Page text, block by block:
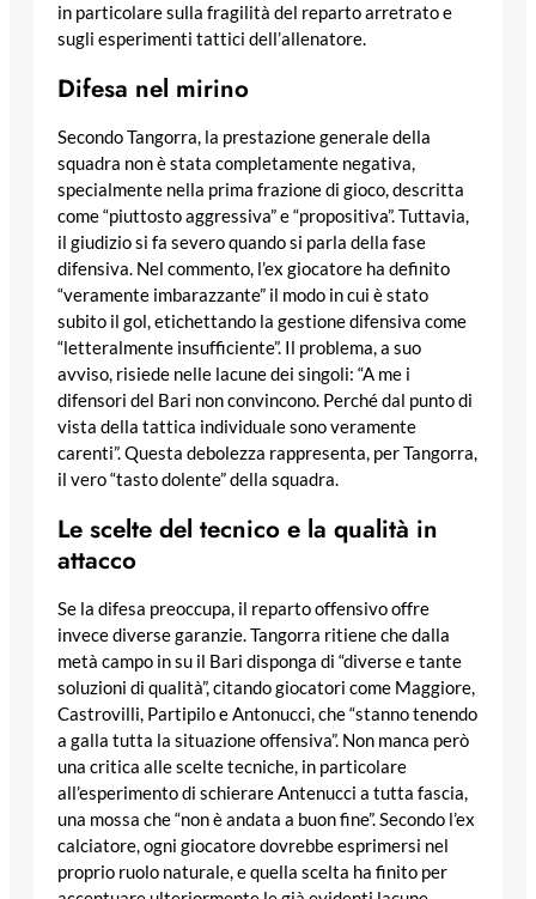
in particolare sulla fragilità del reparto arretrato e
sugli esperimenti tattici dell’allenatore.
Difesa nel mirino
Secondo Tangorra, la prestazione generale della
squadra non è stata completamente negativa,
specialmente nella prima frazione di gioco, descritta
come “piuttosto aggressiva” e “propositiva”. Tuttavia,
il giudizio si fa severo quando si parla della fase
difensiva. Nel commento, l’ex giocatore ha definito
“veramente imbarazzante” il modo in cui è stato
subito il gol, etichettando la gestione difensiva come
“letteralmente insufficiente”. Il problema, a suo
avviso, risiede nelle lacune dei singoli: “A me i
difensori del Bari non convincono. Perché dal punto di
vista della tattica individuale sono veramente
carenti”. Questa debolezza rappresenta, per Tangorra,
il vero “tasto dolente” della squadra.
Le scelte del tecnico e la qualità in
attacco
Se la difesa preoccupa, il reparto offensivo offre
invece diverse garanzie. Tangorra ritiene che dalla
metà campo in su il Bari disponga di “diverse e tante
soluzioni di qualità”, citando giocatori come Maggiore,
Castrovilli, Partipilo e Antonucci, che “stanno tenendo
a galla tutta la situazione offensiva”. Non manca però
una critica alle scelte tecniche, in particolare
all’esperimento di schierare Antenucci a tutta fascia,
una mossa che “non è andata a buon fine”. Secondo l’ex
calciatore, ogni giocatore dovrebbe esprimersi nel
proprio ruolo naturale, e quella scelta ha finito per